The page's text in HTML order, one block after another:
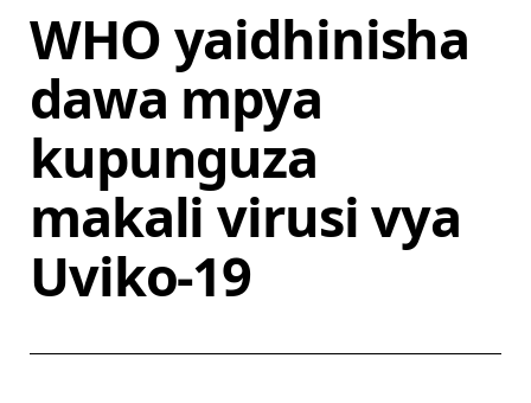
WHO yaidhinisha
dawa mpya
kupunguza
makali virusi vya
Uviko-19